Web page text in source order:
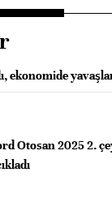
ekonomide
Otosan 2025 2.